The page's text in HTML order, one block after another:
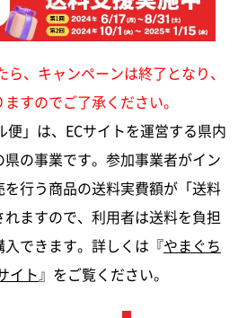
、キャンペーンは終了となり、
すのでご了承ください。
」は、ECサイトを運営する県内
の事業です。参加事業者がイン
行う商品の送料実費額が「送料
ますので、利用者は送料を負担
できます。詳しくは『やまぐち
イト』をご覧ください。